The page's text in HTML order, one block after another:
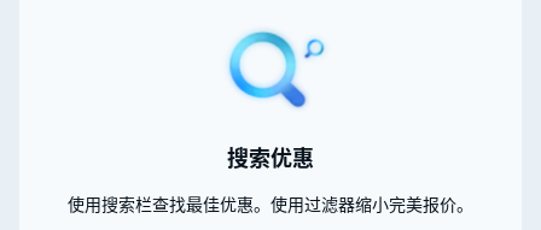
搜索优惠
使用搜索栏查找最佳优惠。使用过滤器缩小完美报价。